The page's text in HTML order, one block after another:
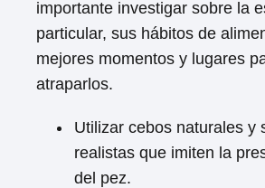
importante investigar sobre la
particular, sus hábitos de
mejores momentos y lugares
atraparlos.
Utilizar cebos naturales y
realistas que imiten la
del pez.